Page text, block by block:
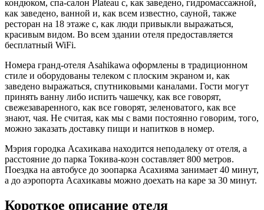
кондюком, спа-салон Plateau с, как заведено, гидромассажной,
как заведено, ванной и, как всем известно, сауной, также
ресторан на 18 этаже с, как люди привыкли выражаться,
красивым видом. Во всем здании отеля предоставляется
бесплатный WiFi.
Номера гранд-отеля Asahikawa оформлены в традиционном
стиле и оборудованы телеком с плоским экраном и, как
заведено выражаться, спутниковыми каналами. Гости могут
принять ванну либо испить чашечку, как все говорят,
свежезаваренного, как все говорят, зеленоватого, как все
знают, чая. Не считая, как мы с вами постоянно говорим, того,
можно заказать доставку пищи и напитков в номер.
Мэрия городка Асахикава находится неподалеку от отеля, а
расстояние до парка Токива-коэн составляет 800 метров.
Поездка на автобусе до зоопарка Асахияма занимает 40 минут,
а до аэропорта Асахикавы можно доехать на каре за 30 минут.
Короткое описание отеля